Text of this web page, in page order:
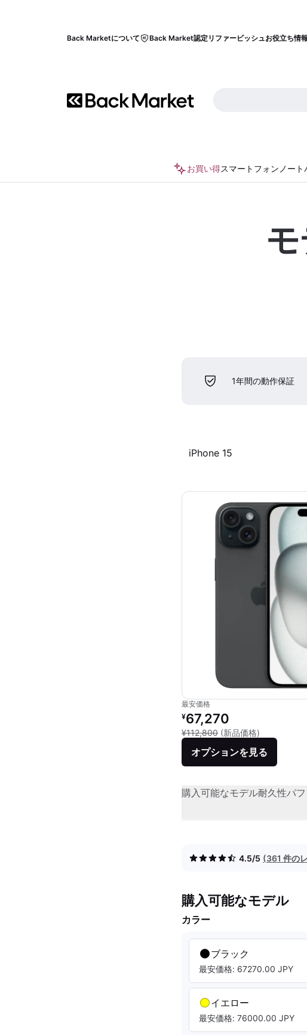
Back Marketについて Back Market認定リファービッシュお役立ち情報
お買い得スマートフォン ノー
1年間の動作保証
iPhone 15
最安価格
リファービッシュ品の価格：
¥67,270
¥112,800 (新品価格)
オプションを見る
購入可能なモデル耐久性パ
4.5/5 (361 件の
購入可能なモデル
カラー
ブラック
最安価格: 67270.00 JPY
イエロー
最安価格: 76000.00 JPY